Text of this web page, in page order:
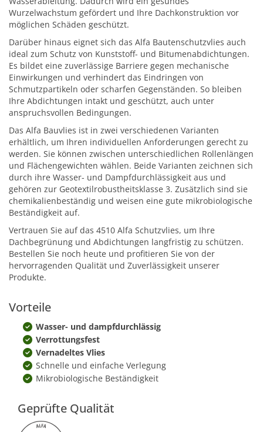
Wurzelwachstum gefördert und Ihre Dachkonstruktion vor
möglichen Schäden geschützt.
Darüber hinaus eignet sich das Alfa Bautenschutzvlies auch
ideal zum Schutz von Kunststoff- und Bitumenabdichtungen.
Es bildet eine zuverlässige Barriere gegen mechanische
Einwirkungen und verhindert das Eindringen von
Schmutzpartikeln oder scharfen Gegenständen. So bleiben
Ihre Abdichtungen intakt und geschützt, auch unter
anspruchsvollen Bedingungen.
Das Alfa Bauvlies ist in zwei verschiedenen Varianten
erhältlich, um Ihren individuellen Anforderungen gerecht zu
werden. Sie können zwischen unterschiedlichen Rollenlängen
und Flächengewichten wählen. Beide Varianten zeichnen sich
durch ihre Wasser- und Dampfdurchlässigkeit aus und
gehören zur Geotextilrobustheitsklasse 3. Zusätzlich sind sie
chemikalienbeständig und weisen eine gute mikrobiologische
Beständigkeit auf.
Vertrauen Sie auf das 4510 Alfa Schutzvlies, um Ihre
Dachbegrünung und Abdichtungen langfristig zu schützen.
Bestellen Sie noch heute und profitieren Sie von der
hervorragenden Qualität und Zuverlässigkeit unserer
Produkte.
Vorteile
Wasser- und dampfdurchlässig
Verrottungsfest
Vernadeltes Vlies
Schnelle und einfache Verlegung
Mikrobiologische Beständigkeit
Geprüfte Qualität